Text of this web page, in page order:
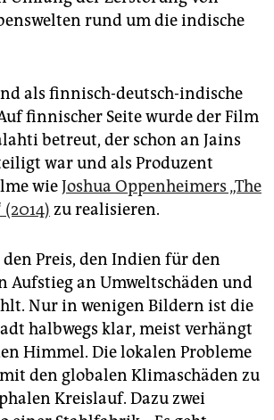
rund um die indische
als finnisch-deutsch-indische
finnischer Seite wurde der Film
betreut, der schon an Jains
war und als Produzent
wieJoshua Oppenheimers „The
zu realisieren.
Preis, den Indien für den
Aufstieg an Umweltschäden und
Nur in wenigen Bildern ist die
halbwegs klar, meist verhängt
Himmel. Die lokalen Probleme
den globalen Klimaschäden zu
Kreislauf. Dazu zwei